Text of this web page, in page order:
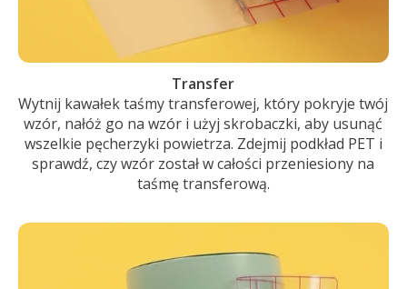
Transfer
Wytnij kawałek taśmy transferowej, który pokryje twój
wzór, nałóż go na wzór i użyj skrobaczki, aby usunąć
wszelkie pęcherzyki powietrza. Zdejmij podkład PET i
sprawdź, czy wzór został w całości przeniesiony na
taśmę transferową.